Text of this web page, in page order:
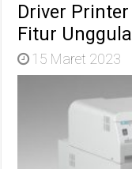
Driver
Fitur
15 Maret 2023